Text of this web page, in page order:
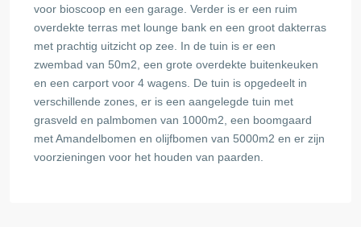
voor bioscoop en een garage. Verder is er een ruim
overdekte terras met lounge bank en een groot dakterras
met prachtig uitzicht op zee. In de tuin is er een
zwembad van 50m2, een grote overdekte buitenkeuken
en een carport voor 4 wagens. De tuin is opgedeelt in
verschillende zones, er is een aangelegde tuin met
grasveld en palmbomen van 1000m2, een boomgaard
met Amandelbomen en olijfbomen van 5000m2 en er zijn
voorzieningen voor het houden van paarden.